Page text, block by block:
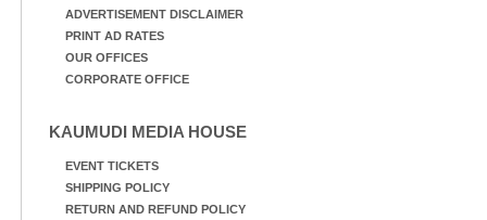
ADVERTISEMENT DISCLAIMER
PRINT AD RATES
OUR OFFICES
CORPORATE OFFICE
KAUMUDI MEDIA HOUSE
EVENT TICKETS
SHIPPING POLICY
RETURN AND REFUND POLICY